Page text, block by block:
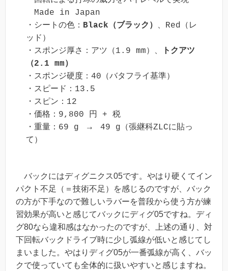
Made in Japan
・シートの色： Black（ブラック）
、Red（レ
ッド）
・スポンジ厚さ：アツ（1.9 mm）、
トクアツ
（2.1 mm）
・スポンジ硬度：40（バタフライ基準）
・スピード：13.5
・スピン：12
・価格：9,800 円 + 税
・重量：69 g　→　49 g（張継科ZLCに貼っ
て）
バックにはディグニクス05です。やはり硬くてイン
パクト不足（＝技術不足）を感じるのですが、バック
の方が下手なので難しいラバーを普段から使う方が練
習効果が高いと感じてバックにディグ05ですね。ディ
グ80なら違和感はなかったのですが、上述の通り、対
下回転バックドライブ時に少し弧線が低いと感じてし
まいました。やはりディグ05が一番弧線が高く、バッ
クで使っていても全体的に扱いやすいと感じますね。